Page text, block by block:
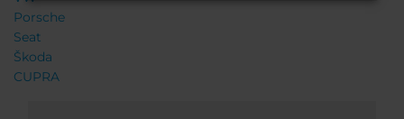
Porsche
Seat
Škoda
CUPRA